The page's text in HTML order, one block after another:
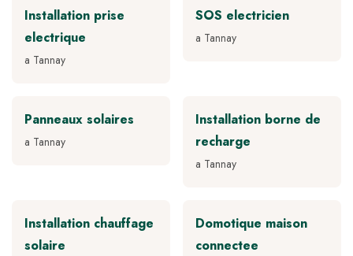
Installation prise
electrique
a Tannay
SOS electricien
a Tannay
Panneaux solaires
a Tannay
Installation borne de
recharge
a Tannay
Installation chauffage
solaire
Domotique maison
connectee